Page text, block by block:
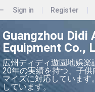
Sign in Register
Guangzhou
Equipment Co.,
広州ディディ遊園地娯
20年の実績を持つ、子
マイズに対応しています
しています。